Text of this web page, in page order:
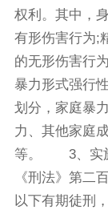
权利。其中，
有形伤害行为;
的无形伤害行
暴力形式强行
划分，家庭暴
力、其他家庭
等。 3、实施
《刑法》第二
以下有期徒刑